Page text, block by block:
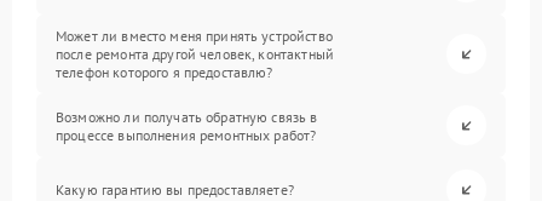
Может ли вместо меня принять устройство
после ремонта другой человек, контактный
телефон которого я предоставлю?
Возможно ли получать обратную связь в
процессе выполнения ремонтных работ?
Какую гарантию вы предоставляете?